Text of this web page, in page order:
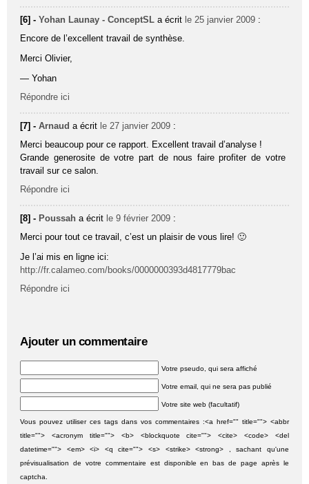
[6] -Yohan Launay - ConceptSL a écrit le 25 janvier 2009 :
Encore de l’excellent travail de synthèse.
Merci Olivier,
— Yohan
Répondre ici
[7] -Arnaud a écrit le 27 janvier 2009 :
Merci beaucoup pour ce rapport. Excellent travail d’analyse !
Grande generosite de votre part de nous faire profiter de votre
travail sur ce salon.
Répondre ici
[8] - Poussah a écrit le 9 février 2009 :
Merci pour tout ce travail, c’est un plaisir de vous lire! 🙂
Je l’ai mis en ligne ici:
http://fr.calameo.com/books/0000000393d4817779bac
Répondre ici
Ajouter un commentaire
Votre pseudo, qui sera affiché
Votre email, qui ne sera pas publié
Votre site web (facultatif)
Vous pouvez utiliser ces tags dans vos commentaires :<a href="" title=""> <abbr
title=""> <acronym title=""> <b> <blockquote cite=""> <cite> <code> <del
datetime=""> <em> <i> <q cite=""> <s> <strike> <strong> , sachant qu'une
prévisualisation de votre commentaire est disponible en bas de page après le
captcha.